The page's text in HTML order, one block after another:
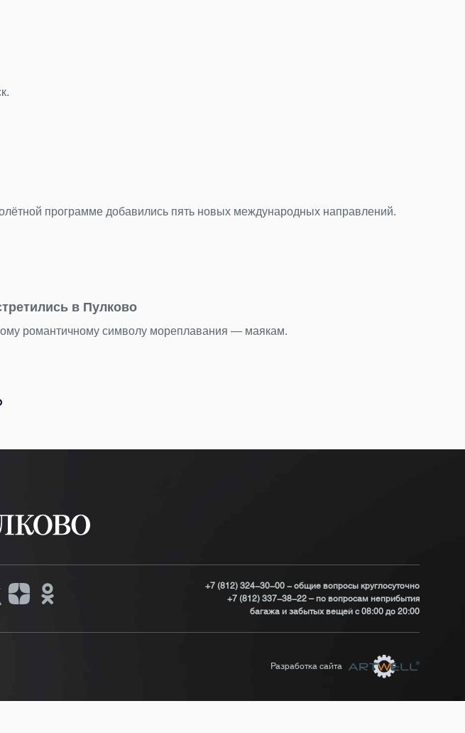
недели мы получили от вас десятки ярких снимков. Каждый кадр показал
— самый несправедливый миф о столице Турции
+7 (812) 324-30-00 - общие вопросы круглосуточно
+7 (812) 337-38-22 – по вопросам неприбытия
багажа и забытых вещей с 08:00 до 20:00
Разработка сайта